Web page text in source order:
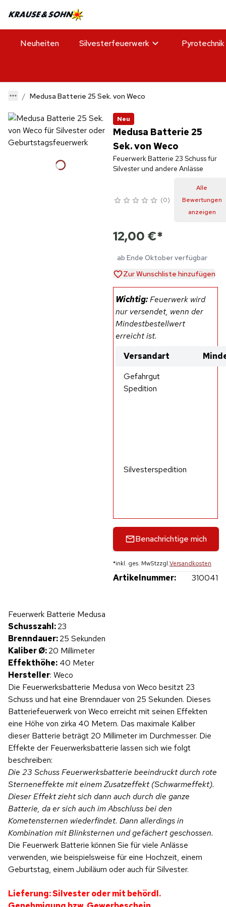
Neuheiten Silvesterfeuerwerk Pyrotechnik
Medusa Batterie 25 Sek. von Weco
Neu
Medusa Batterie 25
Sek. von Weco
Feuerwerk Batterie 23 Schuss für
Silvester und andere Anlässe
0
Alle
Bewertungen
anzeigen
12,00 €*
ab Ende Oktober verfügbar
Zur Wunschliste hinzufügen
Wichtig:Feuerwerk wird
nur versendet, wenn der
Mindestbestellwert
erreicht ist.
Versandart
Gefahrgut
Spedition
Silvesterspedition
Benachrichtige mich
*inkl. ges. MwStzzgl.Versandkosten
Artikelnummer: 310041
Produktvideo
Feuerwerk Batterie Medusa
Schusszahl:23
Brenndauer:25 Sekunden
Kaliber Ø:20 Millimeter
Effekthöhe: 40 Meter
Hersteller: Weco
Die Feuerwerksbatterie Medusa von Weco besitzt 23
Schuss und hat eine Brenndauer von 25 Sekunden. Dieses
Batteriefeuerwerk von Weco erreicht mit seinen Effekten
eine Höhe von zirka 40 Metern. Das maximale Kaliber
dieser Batterie beträgt 20 Millimeter im Durchmesser. Die
Effekte der Feuerwerksbatterie lassen sich wie folgt
beschreiben:
Die 23 Schuss Feuerwerksbatterie beeindruckt durch rote
Sterneneffekte mit einem Zusatzeffekt (Schwarmeffekt).
Dieser Effekt zieht sich dann auch durch die ganze
Batterie, da er sich auch im Abschluss bei den
Kometensternen wiederfindet. Dann allerdings in
Kombination mit Blinksternen und gefächert geschossen.
Die Feuerwerk Batterie können Sie für viele Anlässe
verwenden, wie beispielsweise für eine Hochzeit, einem
Geburtstag, einem Jubiläum oder auch für Silvester.
Lieferung: Silvester oder mit behördl.